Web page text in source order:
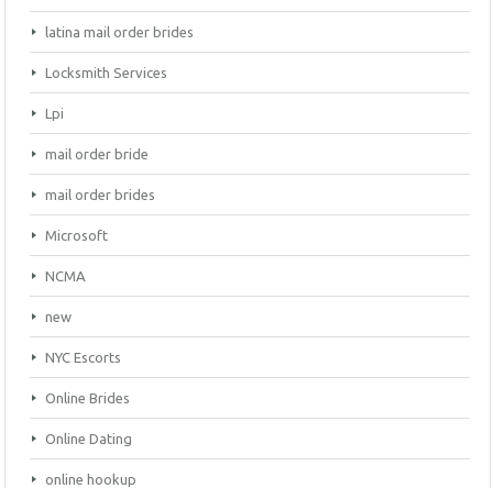
latina mail order brides
Locksmith Services
Lpi
mail order bride
mail order brides
Microsoft
NCMA
new
NYC Escorts
Online Brides
Online Dating
online hookup